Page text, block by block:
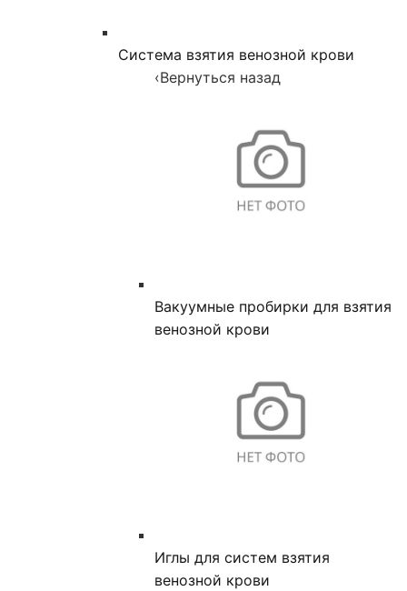
Система взятия венозной крови
‹Вернуться назад
Вакуумные пробирки для взятия
венозной крови
Иглы для систем взятия
венозной крови